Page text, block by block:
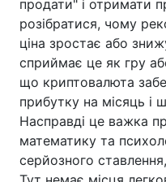
продати" і отримати
розібратися, чому
ціна зростає або
сприймає це як гру
що криптовалюта
прибутку на місяць і
Насправді це важка
математику та
серйозного